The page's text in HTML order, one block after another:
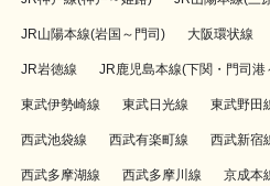
JR山陽本線(岩国～門司) 大阪環状線
JR岩徳線 JR鹿児島本線(下関・門司港
東武伊勢崎線 東武日光線 東武野田
西武池袋線 西武有楽町線 西武新宿
西武多摩湖線 西武多摩川線 京成本